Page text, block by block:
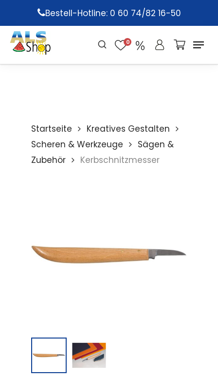
main
content
Bestell-Hotline: 0 60 74/82 16-50
0
Startseite
Kreatives Gestalten
Scheren & Werkzeuge
Sägen &
Zubehör
Kerbschnitzmesser